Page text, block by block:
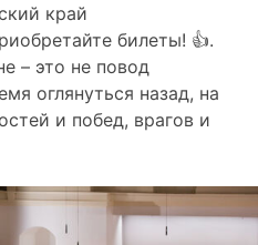
край
билеты! 👍.
– это не повод
оглянуться назад, на
и побед, врагов и